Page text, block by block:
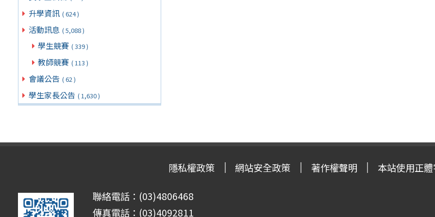
升學資訊 ( 624 )
活動訊息 ( 5,088 )
學生競賽 ( 339 )
教師競賽 ( 113 )
會議公告 ( 62 )
學生家長公告 ( 1,630 )
隱私權政策 網站安全政策 著作權聲明 本站使用正
聯絡電話：(03)4806468
傳真電話：(03)4092811